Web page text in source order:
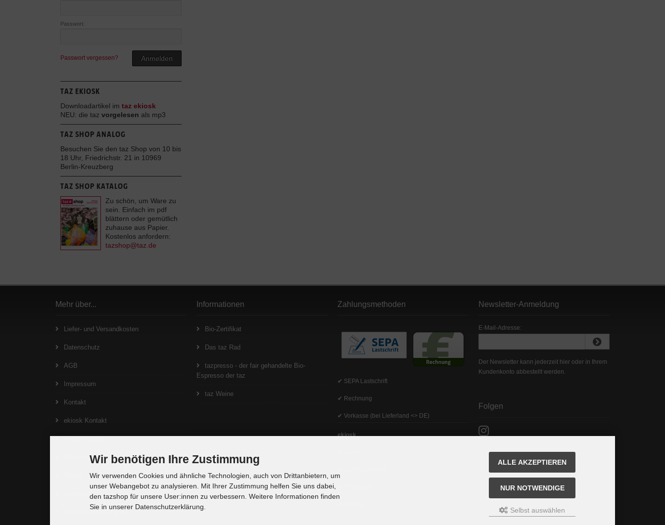
Passwort:
Passwort vergessen? Anmelden
TAZ EKIOSK
Downloadartikel im taz ekiosk
NEU: die taz vorgelesen als mp3
TAZ SHOP ANALOG
Besuchen Sie den taz Shop von 10 bis
18 Uhr, Friedrichstr. 21 in 10969
Berlin-Kreuzberg
TAZ SHOP KATALOG
Zu schön, um Ware zu
sein. Einfach im pdf
blättern oder gemütlich
zuhause aus Papier.
Kostenlos anfordern:
tazshop@taz.de
Mehr über...
Liefer- und Versandkosten
Datenschutz
AGB
Impressum
Kontakt
ekiosk Kontakt
Widerrufsrecht
Widerrufsformular
Cookie Einstellungen
Informationen
Bio-Zertifikat
Das taz Rad
tazpresso - der fair gehandelte Bio-
Espresso der taz
taz Weine
Zahlungsmethoden
✔ SEPA Lastschrift
✔ Rechnung
✔ Vorkasse (bei Lieferland <> DE)
ekiosk
Newsletter-Anmeldung
E-Mail-Adresse:
Der Newsletter kann jederzeit hier oder in Ihrem
Kundenkonto abbestellt werden.
Folgen
Wir benötigen Ihre Zustimmung
Wir verwenden Cookies und ähnliche Technologien, auch von Drittanbietern, um
unser Webangebot zu analysieren. Mit Ihrer Zustimmung helfen Sie uns dabei,
den tazshop für unsere User:innen zu verbessern. Weitere Informationen finden
Sie in unserer Datenschutzerklärung.
ALLE AKZEPTIEREN
NUR NOTWENDIGE
Selbst auswählen